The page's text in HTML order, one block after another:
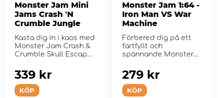
Monster Jam Mini
Jams Crash 'N
Crumble Jungle
Kasta dig in i kaos med
Monster Jam Crash &
Crumble Skull Escape
KÖP
339 kr
Monster Jam 1:64 -
Iron Man VS War
Machine
Förbered dig på ett
fartfyllt och
spännande Monster
KÖP
279 kr